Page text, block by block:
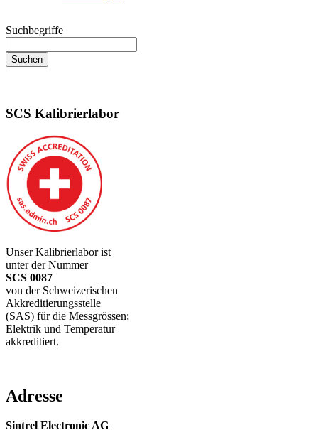
Suchbegriffe
SCS Kalibrierlabor
Unser Kalibrierlabor ist
unter der Nummer
SCS 0087
von der Schweizerischen
Akkreditierungsstelle
(SAS) für die Messgrössen;
Elektrik und Temperatur
akkreditiert.
Adresse
Sintrel Electronic AG